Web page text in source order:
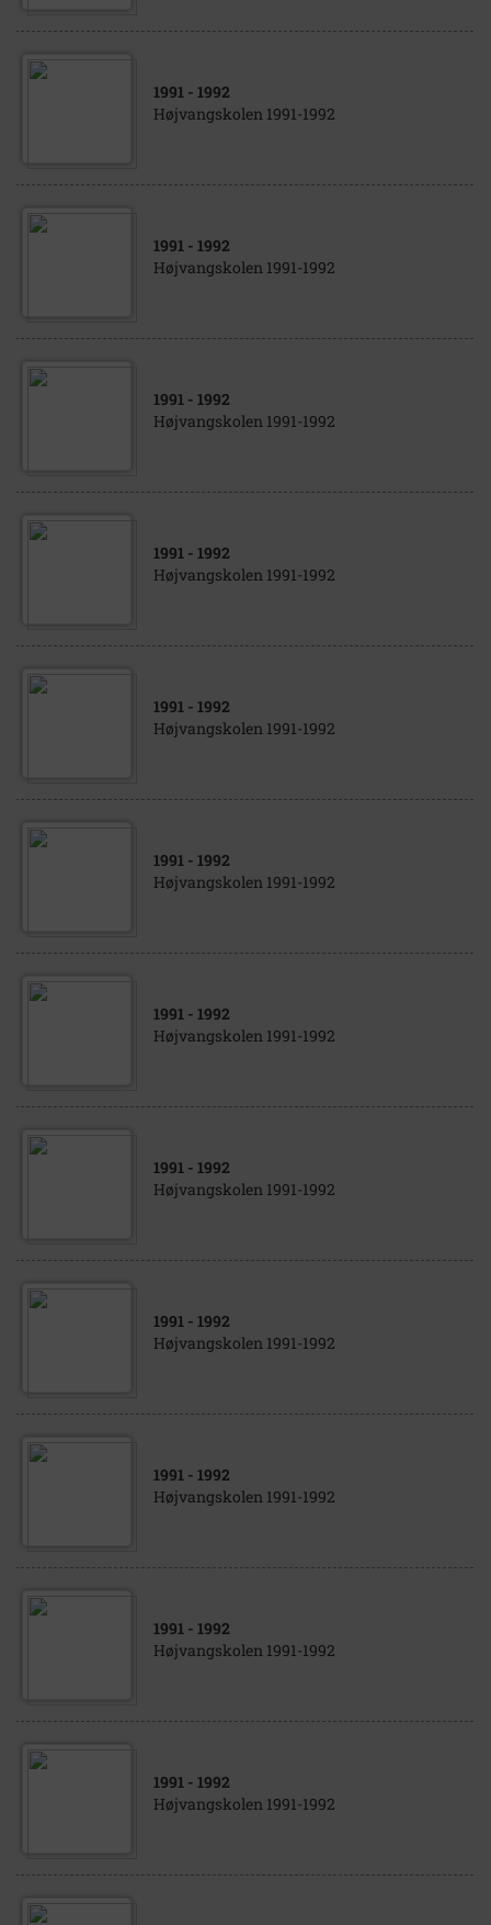
1991 - 1992
Højvangskolen 1991-1992
1991 - 1992
Højvangskolen 1991-1992
1991 - 1992
Højvangskolen 1991-1992
1991 - 1992
Højvangskolen 1991-1992
1991 - 1992
Højvangskolen 1991-1992
1991 - 1992
Højvangskolen 1991-1992
1991 - 1992
Højvangskolen 1991-1992
1991 - 1992
Højvangskolen 1991-1992
1991 - 1992
Højvangskolen 1991-1992
1991 - 1992
Højvangskolen 1991-1992
1991 - 1992
Højvangskolen 1991-1992
1991 - 1992
Højvangskolen 1991-1992